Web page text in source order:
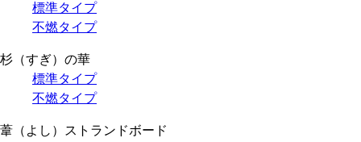
標準タイプ
不燃タイプ
杉（すぎ）の華
標準タイプ
不燃タイプ
葦（よし）ストランドボード